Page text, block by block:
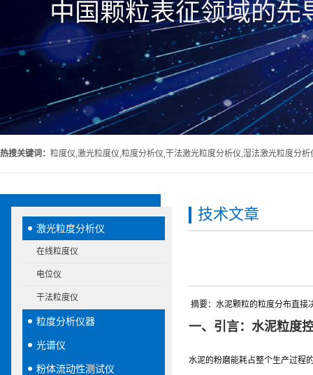
热搜关键词： 粒度仪,激光粒度仪,粒度分析仪,干法激光粒度分析仪,湿法激光粒度分析
激光粒度分析仪
在线粒度仪
电位仪
干法粒度仪
粒度分析仪器
光谱仪
粉体流动性测试仪
技术文章
摘要：水泥颗粒的粒度分布直
一、引言：水泥粒度
水泥的粉磨能耗占整个生产过程